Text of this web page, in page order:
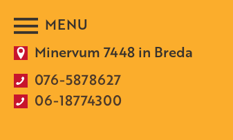
Minervum 7448 in Breda
076-5878627
06-18774300